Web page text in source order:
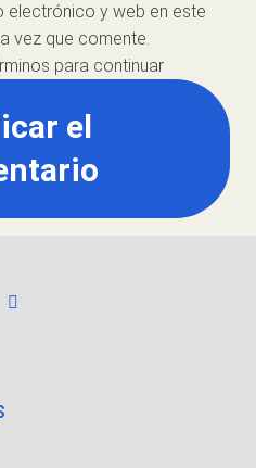
electrónico y web en este
vez que comente.
para continuar
el